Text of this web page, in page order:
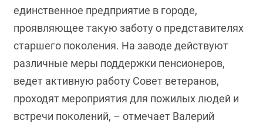
единственное предприятие в городе,
проявляющее такую заботу о представителях
старшего поколения. На заводе действуют
различные меры поддержки пенсионеров,
ведет активную работу Совет ветеранов,
проходят мероприятия для пожилых людей и
встречи поколений, – отмечает Валерий